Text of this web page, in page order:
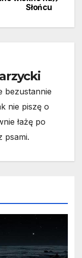
Słońcu
bezustannie
nie piszę o
łażę po
psami.